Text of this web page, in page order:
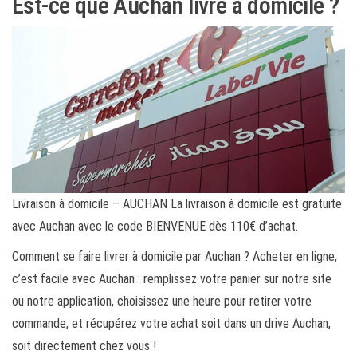
Livraison à domicile – AUCHAN La livraison à domicile est gratuite
avec Auchan avec le code BIENVENUE dès 110€ d’achat.
Comment se faire livrer à domicile par Auchan ? Acheter en ligne,
c’est facile avec Auchan : remplissez votre panier sur notre site
ou notre application, choisissez une heure pour retirer votre
commande, et récupérez votre achat soit dans un drive Auchan,
soit directement chez vous !